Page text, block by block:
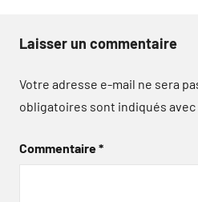
Laisser un commentaire
Votre adresse e-mail ne sera
obligatoires sont indiqués avec
Commentaire*